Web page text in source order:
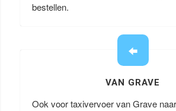
bestellen.
VAN GRAVE
Ook voor taxivervoer van Grave